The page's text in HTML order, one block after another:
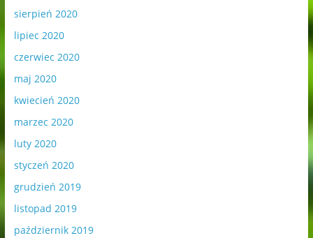
sierpień 2020
lipiec 2020
czerwiec 2020
maj 2020
kwiecień 2020
marzec 2020
luty 2020
styczeń 2020
grudzień 2019
listopad 2019
październik 2019